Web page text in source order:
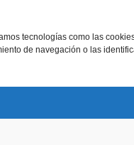
tecnologías como las
de navegación o las